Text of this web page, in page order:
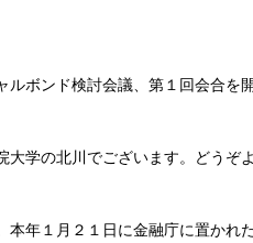
ボンド検討会議、第１回会合を開
学の北川でございます。どうぞ
年１月２１日に金融庁に置かれ